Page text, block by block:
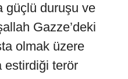
güçlü duruşu ve
Gazze’deki
olmak üzere
estirdiği terör